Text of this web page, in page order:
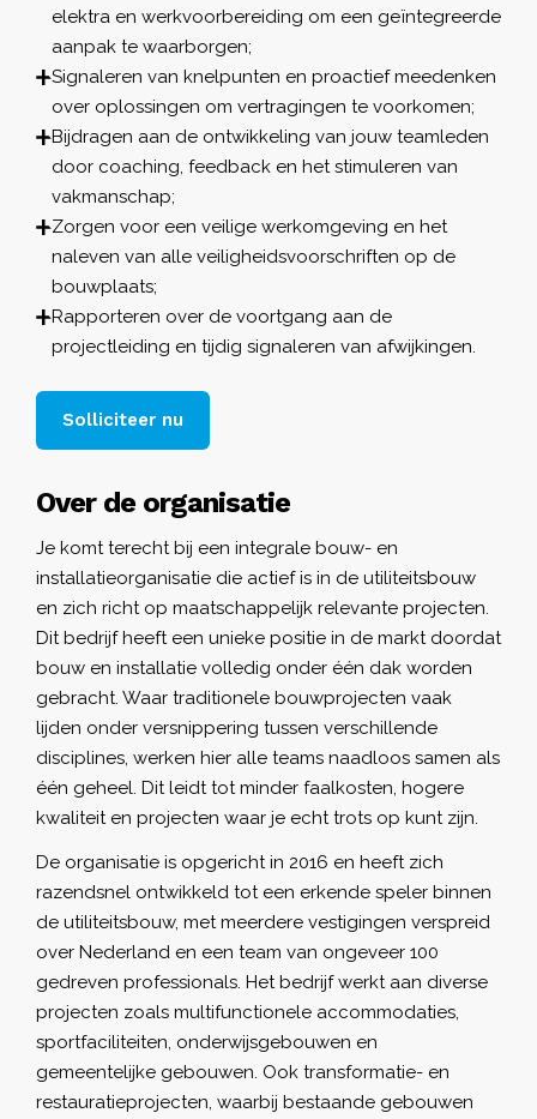
elektra en werkvoorbereiding om een geïntegreerde
aanpak te waarborgen;
Signaleren van knelpunten en proactief meedenken
over oplossingen om vertragingen te voorkomen;
Bijdragen aan de ontwikkeling van jouw teamleden
door coaching, feedback en het stimuleren van
vakmanschap;
Zorgen voor een veilige werkomgeving en het
naleven van alle veiligheidsvoorschriften op de
bouwplaats;
Rapporteren over de voortgang aan de
projectleiding en tijdig signaleren van afwijkingen.
Solliciteer nu
Over de organisatie
Je komt terecht bij een integrale bouw- en
installatieorganisatie die actief is in de utiliteitsbouw
en zich richt op maatschappelijk relevante projecten.
Dit bedrijf heeft een unieke positie in de markt doordat
bouw en installatie volledig onder één dak worden
gebracht. Waar traditionele bouwprojecten vaak
lijden onder versnippering tussen verschillende
disciplines, werken hier alle teams naadloos samen als
één geheel. Dit leidt tot minder faalkosten, hogere
kwaliteit en projecten waar je echt trots op kunt zijn.
De organisatie is opgericht in 2016 en heeft zich
razendsnel ontwikkeld tot een erkende speler binnen
de utiliteitsbouw, met meerdere vestigingen verspreid
over Nederland en een team van ongeveer 100
gedreven professionals. Het bedrijf werkt aan diverse
projecten zoals multifunctionele accommodaties,
sportfaciliteiten, onderwijsgebouwen en
gemeentelijke gebouwen. Ook transformatie- en
restauratieprojecten, waarbij bestaande gebouwen